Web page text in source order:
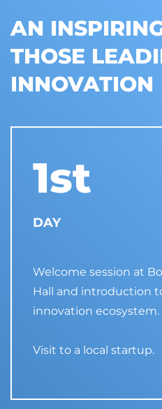
AN
THOSE
INNOVATION
1st
DAY
Welcome session at
Hall and introduction
innovation ecosystem.
Visit to a local startup.